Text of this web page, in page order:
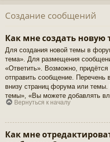
Создание сообщений
Как мне создать
Для создания новой темы в
тема». Для размещения
«Ответить». Возможно, придётся
отправить сообщение. Перечень
внизу страниц форума или
темы», «Вы можете добавлять
Вернуться к началу
Как мне